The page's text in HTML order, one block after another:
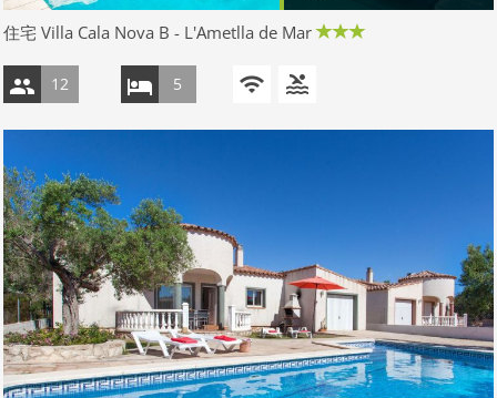
住宅 Villa Cala Nova B - L'Ametlla de Mar
12 5